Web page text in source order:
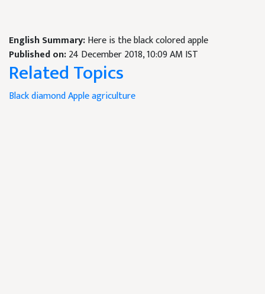
English Summary:Here is the black colored apple
Published on:24 December 2018, 10:09 AM IST
Related Topics
Black diamondAppleagriculture